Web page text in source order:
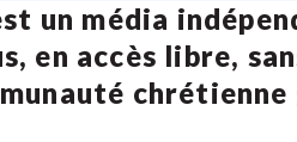
un média
en accès libre,
chrétienne